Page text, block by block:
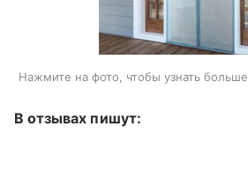
Нажмите на фото, чтобы узнать больше
В отзывах пишут: